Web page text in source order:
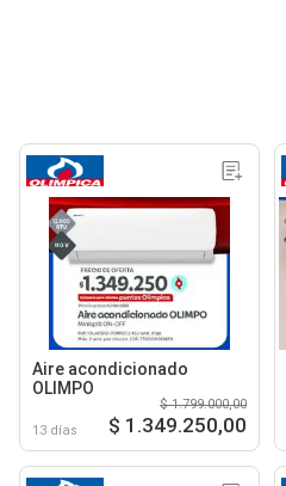
Aire acondicionado
OLIMPO
13 días
$ 1.799.000,00
$ 1.349.250,00